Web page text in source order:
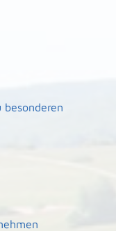
besonderen